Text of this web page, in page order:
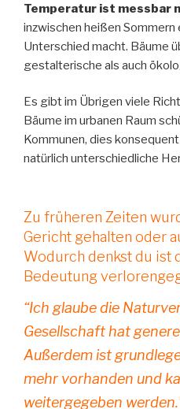
Temperatur ist messbar
inzwischen heißen Sommern
Unterschied macht. Bäume
gestalterische als auch
Es gibt im Übrigen viele
Bäume im urbanen Raum
Kommunen, dies
natürlich unterschiedliche
Zu früheren Zeiten
Gericht gehalten oder
Wodurch denkst du ist
Bedeutung
“Ich glaube die
Gesellschaft hat
Außerdem ist
mehr vorhanden und
weitergegeben